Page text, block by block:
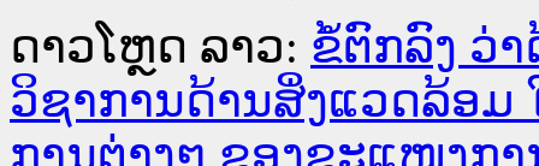
ດາວໂຫຼດ ລາວ: ຂໍ້ຕົກລົງ ວ່
ວິຊາການດ້ານສິ່ງແວດລ້ອມ
ການຕ່າງໆ ຂອງຂະແໜງກ